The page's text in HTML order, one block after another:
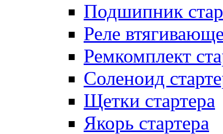
Подшипник
Реле
Ремкомплект
Соленоид
Щетки стартера
Якорь стартера